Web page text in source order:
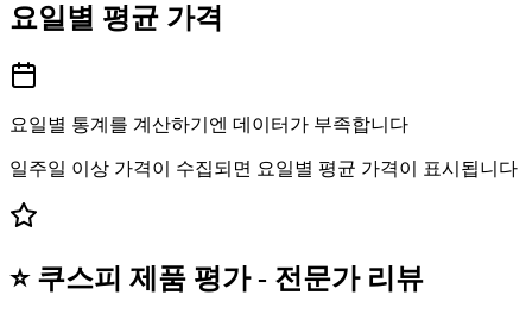
요일별 평균 가격
요일별 통계를 계산하기엔 데이터가 부족합니다
일주일 이상 가격이 수집되면 요일별 평균 가격이 표시됩니다
⭐ 쿠스피 제품 평가 - 전문가 리뷰